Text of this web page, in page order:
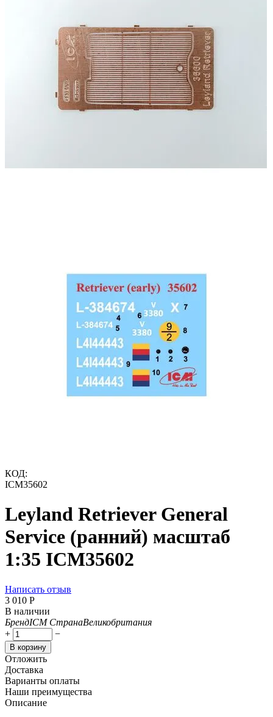
КОД:
ICM35602
Leyland Retriever General
Service (ранний) масштаб
1:35 ICM35602
Написать отзыв
3 010 Р
В наличии
БрендICM СтранаВеликобритания
+
−
В корзину
Отложить
Доставка
Варианты оплаты
Наши преимущества
Описание